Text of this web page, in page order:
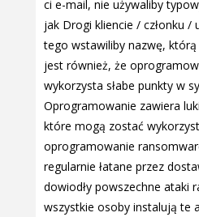
ci e-mail, nie używaliby
jak Drogi kliencie / członku /
tego wstawiliby nazwę, którą
jest również, że
wykorzysta słabe punkty w
Oprogramowanie zawiera
które mogą zostać
oprogramowanie
regularnie łatane przez
dowiodły powszechne ataki
wszystkie osoby instalują te